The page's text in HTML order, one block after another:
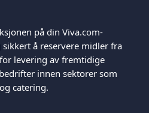
på din Viva.com-
å reservere midler fra
levering av fremtidige
innen sektorer som
catering.